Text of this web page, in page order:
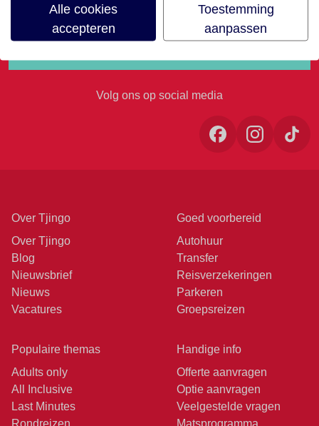
Volg ons op social media
Over Tjingo
Over Tjingo
Blog
Nieuwsbrief
Nieuws
Vacatures
Goed voorbereid
Autohuur
Transfer
Reisverzekeringen
Parkeren
Groepsreizen
Populaire themas
Adults only
All Inclusive
Last Minutes
Rondreizen
Handige info
Offerte aanvragen
Optie aanvragen
Veelgestelde vragen
Matsprogramma
Alle cookies
accepteren
Toestemming
aanpassen